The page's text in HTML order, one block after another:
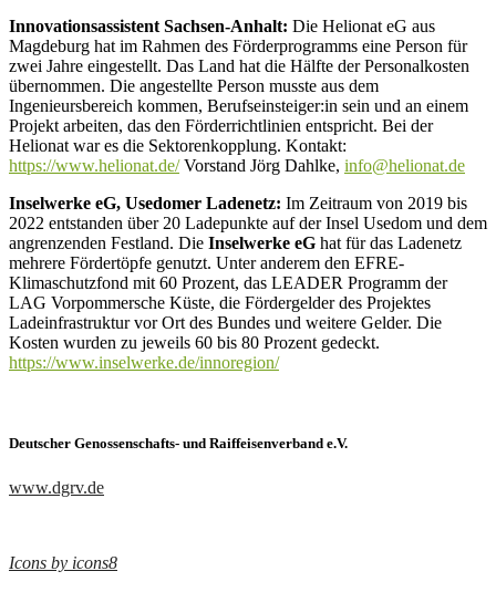
Innovationsassistent Sachsen-Anhalt: Die Helionat eG aus
Magdeburg hat im Rahmen des Förderprogramms eine Person für
zwei Jahre eingestellt. Das Land hat die Hälfte der Personalkosten
übernommen. Die angestellte Person musste aus dem
Ingenieursbereich kommen, Berufseinsteiger:in sein und an einem
Projekt arbeiten, das den Förderrichtlinien entspricht. Bei der
Helionat war es die Sektorenkopplung. Kontakt:
https://www.helionat.de/Vorstand Jörg Dahlke, info@helionat.de
Inselwerke eG, Usedomer Ladenetz: Im Zeitraum von 2019 bis
2022 entstanden über 20 Ladepunkte auf der Insel Usedom und dem
angrenzenden Festland. Die Inselwerke eG hat für das Ladenetz
mehrere Fördertöpfe genutzt. Unter anderem den EFRE-
Klimaschutzfond mit 60 Prozent, das LEADER Programm der
LAG Vorpommersche Küste, die Fördergelder des Projektes
Ladeinfrastruktur vor Ort des Bundes und weitere Gelder. Die
Kosten wurden zu jeweils 60 bis 80 Prozent gedeckt.
https://www.inselwerke.de/innoregion/
Deutscher Genossenschafts- und Raiffeisenverband e.V.
www.dgrv.de
Icons by icons8